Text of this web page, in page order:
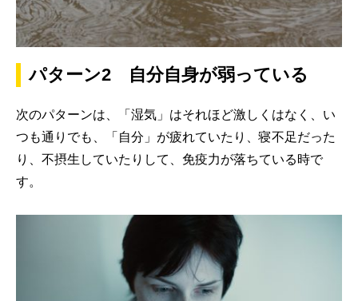
パターン2 自分自身が弱っている
次のパターンは、「湿気」はそれほど激しくはなく、い
つも通りでも、「自分」が疲れていたり、寝不足だった
り、不摂生していたりして、免疫力が落ちている時で
す。